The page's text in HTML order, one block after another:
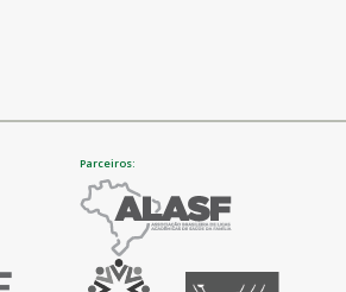
Parceiros: